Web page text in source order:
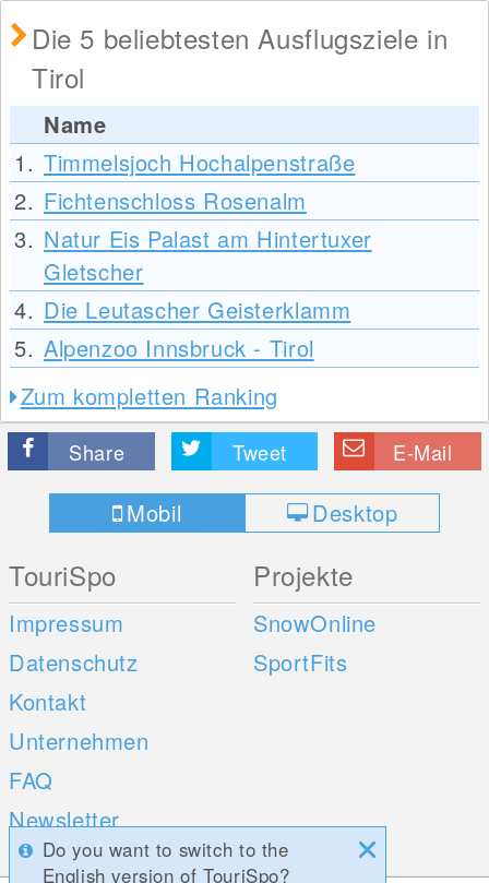
Die 5 beliebtesten Ausflugsziele in
Tirol
Name
1. Timmelsjoch Hochalpenstraße
2. Fichtenschloss Rosenalm
3. Natur Eis Palast am Hintertuxer
Gletscher
4. Die Leutascher Geisterklamm
5. Alpenzoo Innsbruck - Tirol
Zum kompletten Ranking
Share Tweet E-Mail
Mobil Desktop
TouriSpo
Impressum
Datenschutz
Kontakt
Unternehmen
FAQ
Newsletter
Umfragen
Projekte
SnowOnline
SportFits
Do you want to switch to the
English version of TouriSpo?